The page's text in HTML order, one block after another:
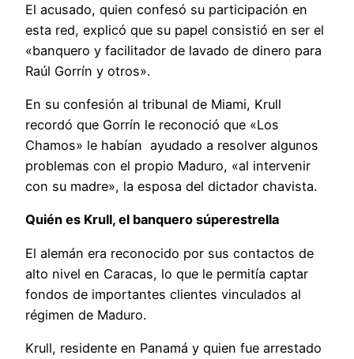
El acusado, quien confesó su participación en
esta red, explicó que su papel consistió en ser el
«banquero y facilitador de lavado de dinero para
Raúl Gorrín y otros».
En su confesión al tribunal de Miami, Krull
recordó que Gorrín le reconoció que «Los
Chamos» le habían ayudado a resolver algunos
problemas con el propio Maduro, «al intervenir
con su madre», la esposa del dictador chavista.
Quién es Krull, el banquero súperestrella
El alemán era reconocido por sus contactos de
alto nivel en Caracas, lo que le permitía captar
fondos de importantes clientes vinculados al
régimen de Maduro.
Krull, residente en Panamá y quien fue arrestado